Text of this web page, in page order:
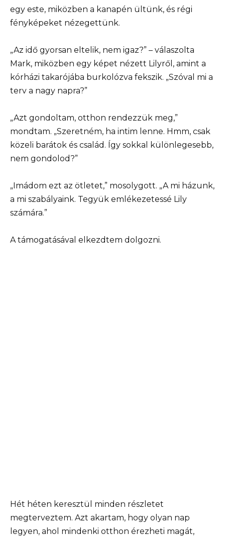
egy este, miközben a kanapén ültünk, és régi
fényképeket nézegettünk.
„Az idő gyorsan eltelik, nem igaz?” – válaszolta
Mark, miközben egy képet nézett Lilyről, amint a
kórházi takarójába burkolózva fekszik. „Szóval mi a
terv a nagy napra?”
„Azt gondoltam, otthon rendezzük meg,”
mondtam. „Szeretném, ha intim lenne. Hmm, csak
közeli barátok és család. Így sokkal különlegesebb,
nem gondolod?”
„Imádom ezt az ötletet,” mosolygott. „A mi házunk,
a mi szabályaink. Tegyük emlékezetessé Lily
számára.”
A támogatásával elkezdtem dolgozni.
Hét héten keresztül minden részletet
megterveztem. Azt akartam, hogy olyan nap
legyen, ahol mindenki otthon érezheti magát,